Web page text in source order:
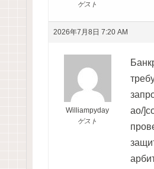
ゲスト
2026年7月8日 7:20 AM
Williampyday
ゲスト
ao/